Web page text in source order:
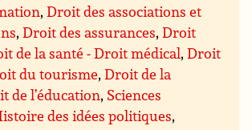
,Droit des associations et
,Droit des assurances,Droit
de la santé - Droit médical,Droit
du tourisme,Droit de la
de l’éducation, Sciences
des idées politiques,